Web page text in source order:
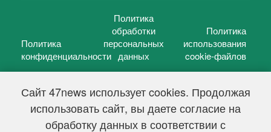
Сайт 47news использует cookies. Продолжая
использовать сайт, вы даете согласие на
обработку данных в соответствии с
Политика
конфиденциальности
Политика
обработки
персональных
данных
Политика
использования
cookie-файлов
47 новостей (47 news)2005 — 2026 г.
Свидетельство о регистрации СМИ Эл № ФС 77-39848, выдано